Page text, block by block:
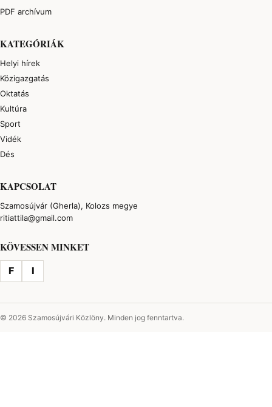
PDF archívum
KATEGÓRIÁK
Helyi hírek
Közigazgatás
Oktatás
Kultúra
Sport
Vidék
Dés
KAPCSOLAT
Szamosújvár (Gherla), Kolozs megye
ritiattila@gmail.com
KÖVESSEN MINKET
F I
© 2026 Szamosújvári Közlöny. Minden jog fenntartva.